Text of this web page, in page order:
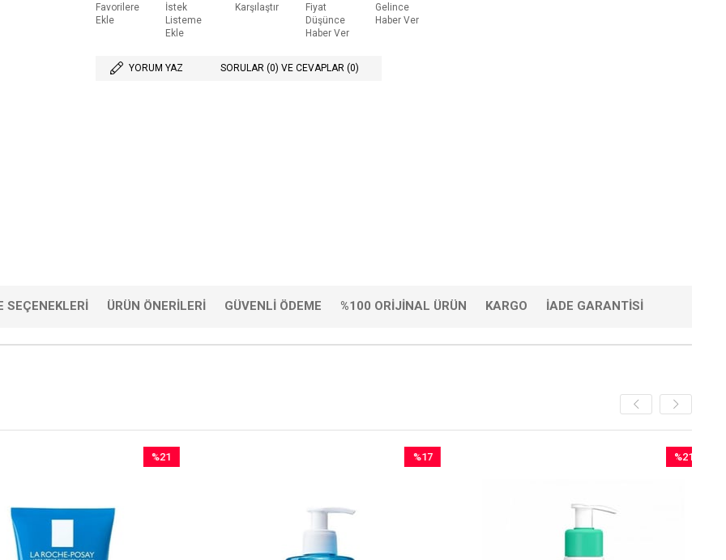
Favorilere
Ekle
İstek
Listeme
Ekle
Karşılaştır
Fiyat
Düşünce
Haber Ver
Gelince
Haber Ver
YORUM YAZ SORULAR (0) VE CEVAPLAR (0)
SEÇENEKLERI ÜRÜN ÖNERILERI GÜVENLI ÖDEME %100 ORIJINAL ÜRÜN KARGO İADE GARANTISI
%21
%17
%21